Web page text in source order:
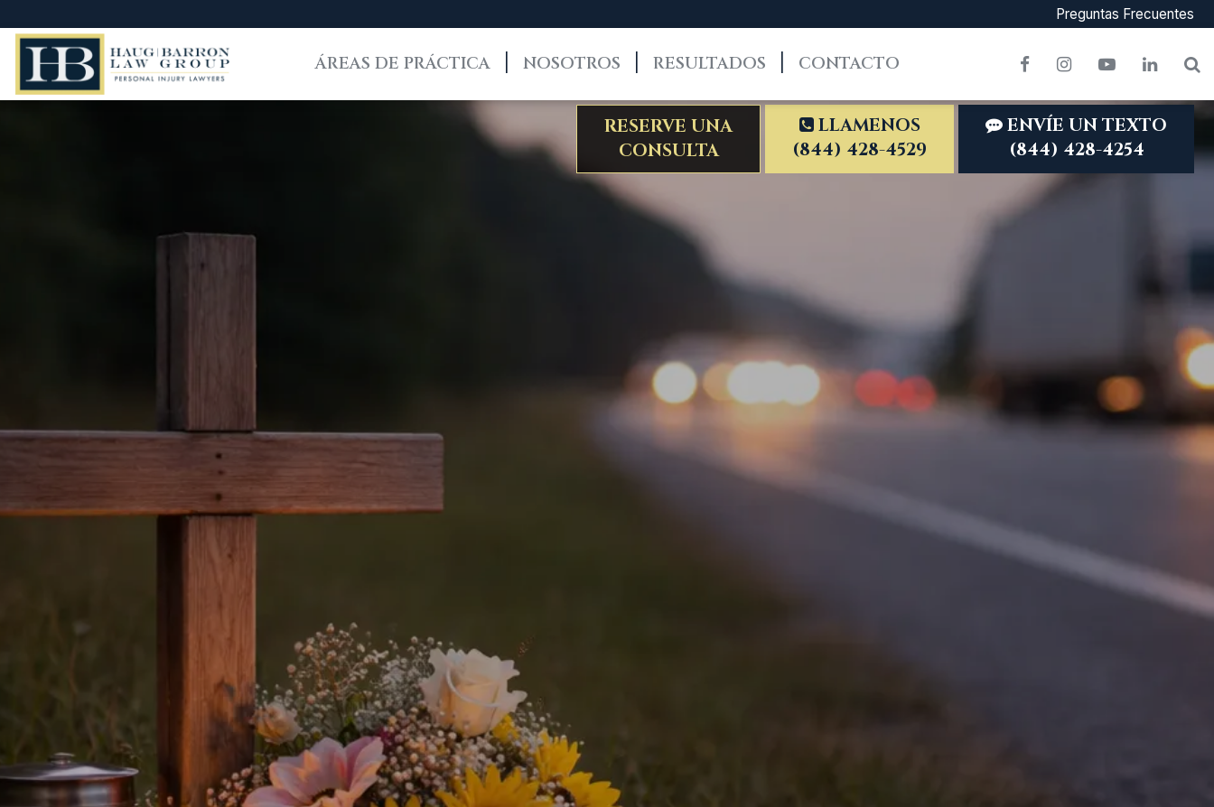
Preguntas Frecuentes
FacebookInstagram
YouTube
ÁREAS DE PRÁCTICA NOSOTROS RESULTADOS CONTACTO
RESERVE UNA
CONSULTA
LLAMENOS
(844) 428-4529
ENVÍE UN TEXTO
(844) 428-4254